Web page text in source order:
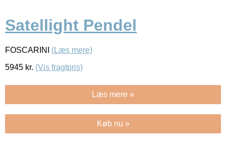
Satellight Pendel
FOSCARINI (Læs mere)
5945 kr. (Vis fragtpris)
Læs mere »
Køb nu »